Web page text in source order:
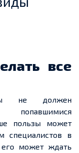
все
не должен
попавшимися
пользы может
специалистов в
его может ждать